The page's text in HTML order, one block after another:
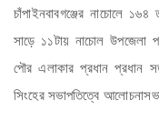
চাঁপাইনবাবগঞ্জের নাচোলে
সাড়ে ১১টায় নাচোল উপজেলা
পৌর এলাকার প্রধান প্রধান
সিংহের সভাপতিত্বে